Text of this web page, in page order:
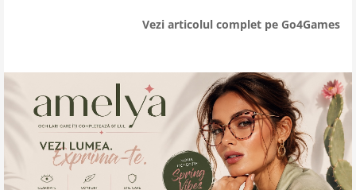
Vezi articolul complet pe Go4Games